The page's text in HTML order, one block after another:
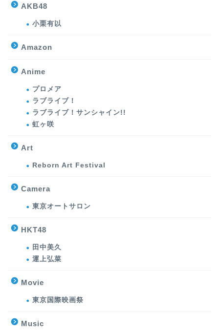
AKB48
小栗有以
Amazon
Anime
プロメア
ラブライブ！
ラブライブ！サンシャイン!!
虹ヶ咲
Art
Reborn Art Festival
Camera
東京オートサロン
HKT48
田中美久
運上弘菜
Movie
東京国際映画祭
Music